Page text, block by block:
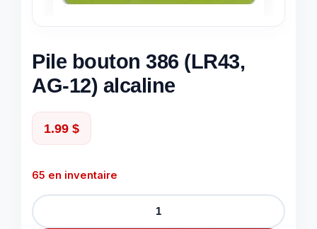
Pile bouton 386 (LR43,
AG-12) alcaline
1.99 $
65 en inventaire
quantité
de